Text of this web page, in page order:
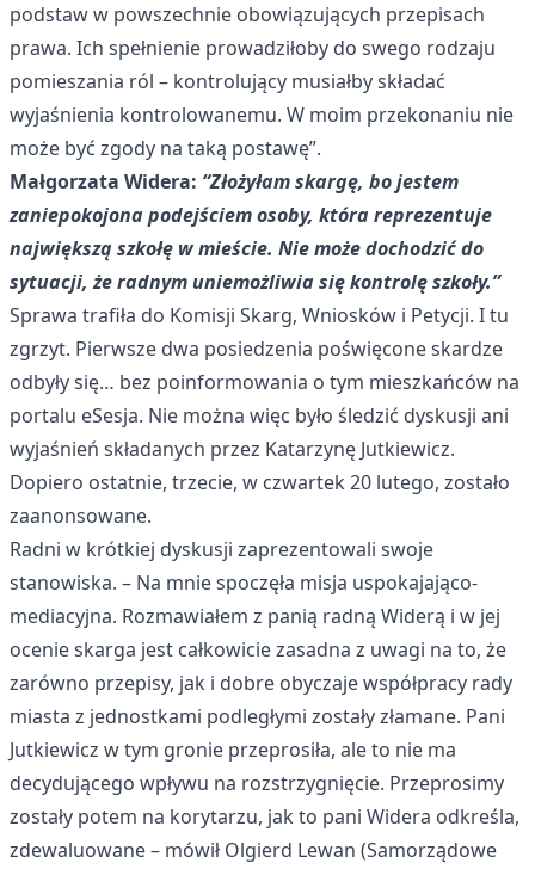
podstaw w powszechnie obowiązujących przepisach
prawa. Ich spełnienie prowadziłoby do swego rodzaju
pomieszania ról – kontrolujący musiałby składać
wyjaśnienia kontrolowanemu. W moim przekonaniu nie
może być zgody na taką postawę”.
Małgorzata Widera: “Złożyłam skargę, bo jestem
zaniepokojona podejściem osoby, która reprezentuje
największą szkołę w mieście. Nie może dochodzić do
sytuacji, że radnym uniemożliwia się kontrolę szkoły.”
Sprawa trafiła do Komisji Skarg, Wniosków i Petycji. I tu
zgrzyt. Pierwsze dwa posiedzenia poświęcone skardze
odbyły się… bez poinformowania o tym mieszkańców na
portalu eSesja. Nie można więc było śledzić dyskusji ani
wyjaśnień składanych przez Katarzynę Jutkiewicz.
Dopiero ostatnie, trzecie, w czwartek 20 lutego, zostało
zaanonsowane.
Radni w krótkiej dyskusji zaprezentowali swoje
stanowiska. – Na mnie spoczęła misja uspokajająco-
mediacyjna. Rozmawiałem z panią radną Widerą i w jej
ocenie skarga jest całkowicie zasadna z uwagi na to, że
zarówno przepisy, jak i dobre obyczaje współpracy rady
miasta z jednostkami podległymi zostały złamane. Pani
Jutkiewicz w tym gronie przeprosiła, ale to nie ma
decydującego wpływu na rozstrzygnięcie. Przeprosimy
zostały potem na korytarzu, jak to pani Widera odkreśla,
zdewaluowane – mówił Olgierd Lewan (Samorządowe